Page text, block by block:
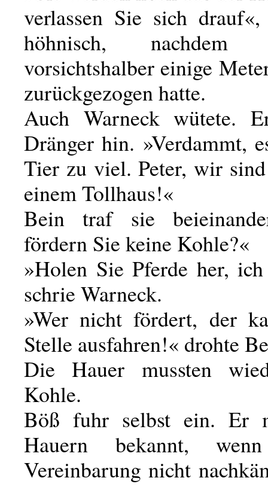
verlassen Sie sich
höhnisch,
vorsichtshalber einige
zurückgezogen hatte.
Auch Warneck wütete.
Dränger hin. »Verdammt,
Tier zu viel. Peter, wir
einem Tollhaus!«
Bein traf sie
fördern Sie keine Kohle?«
»Holen Sie Pferde her,
schrie Warneck.
»Wer nicht fördert, der
Stelle ausfahren!« drohte
Die Hauer mussten
Kohle.
Böß fuhr selbst ein. Er
Hauern bekannt,
Vereinbarung nicht